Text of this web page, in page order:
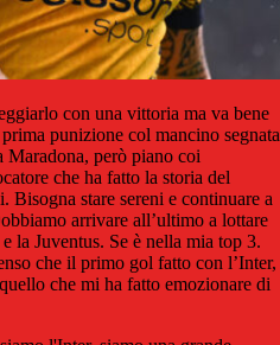
con una vittoria ma va bene
punizione col mancino segnata
Maradona, però piano coi
che ha fatto la storia del
Bisogna stare sereni e continuare a
arrivare all’ultimo a lottare
la Juventus. Se è nella mia top 3.
che il primo gol fatto con l’Inter,
che mi ha fatto emozionare di